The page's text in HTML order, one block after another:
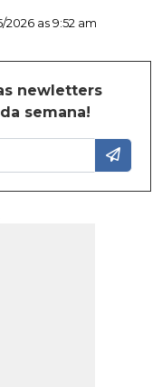
2026 as 9:52 am
newletters
semana!